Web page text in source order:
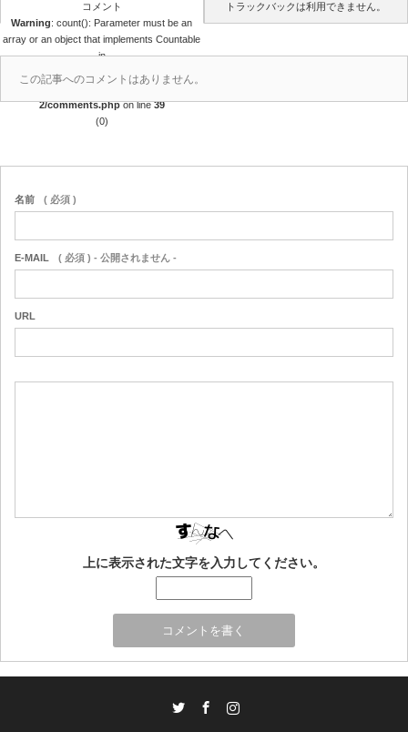
コメント
Warning: count(): Parameter must be an
array or an object that implements Countable
in
/home/r4688280/public_html/takedataro.c
2/comments.phpon line39
(0)
トラックバックは利用できません。
この記事へのコメントはありません。
名前 ( 必須 )
E-MAIL ( 必須 ) - 公開されません -
URL
上に表示された文字を入力してください。